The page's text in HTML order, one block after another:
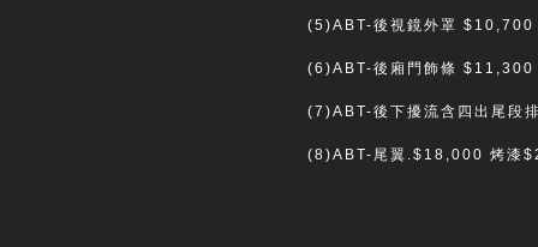
(5)ABT-後視鏡外罩
(6)ABT-後廂門飾條
(7)ABT-後下擾流含四出尾
(8)ABT-尾翼.$18,000 烤漆